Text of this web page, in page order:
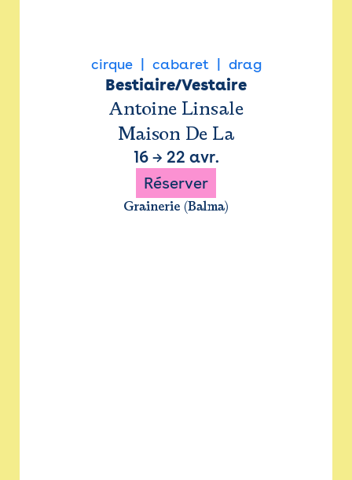
cirque cabaret drag
Bestiaire/Vestaire
Antoine Linsale
Maison De La
16→ 22 avr.
Réserver
Grainerie (Balma)